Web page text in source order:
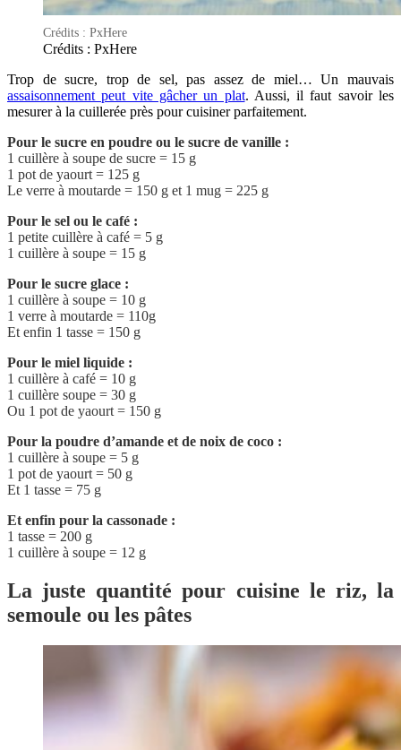
Crédits : PxHere
Crédits : PxHere
Trop de sucre, trop de sel, pas assez de miel… Un mauvais
assaisonnement peut vite gâcher un plat. Aussi, il faut savoir les
mesurer à la cuillerée près pour cuisiner parfaitement.
Pour le sucre en poudre ou le sucre de vanille :
1 cuillère à soupe de sucre = 15 g
1 pot de yaourt = 125 g
Le verre à moutarde = 150 g et 1 mug = 225 g
Pour le sel ou le café :
1 petite cuillère à café = 5 g
1 cuillère à soupe = 15 g
Pour le sucre glace :
1 cuillère à soupe = 10 g
1 verre à moutarde = 110g
Et enfin 1 tasse = 150 g
Pour le miel liquide :
1 cuillère à café = 10 g
1 cuillère soupe = 30 g
Ou 1 pot de yaourt = 150 g
Pour la poudre d’amande et de noix de coco :
1 cuillère à soupe = 5 g
1 pot de yaourt = 50 g
Et 1 tasse = 75 g
Et enfin pour la cassonade :
1 tasse = 200 g
1 cuillère à soupe = 12 g
La juste quantité pour cuisine le riz, la
semoule ou les pâtes